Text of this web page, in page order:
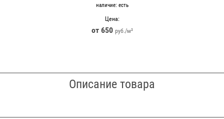
наличие: есть
Цена:
650 руб.
Описание товара